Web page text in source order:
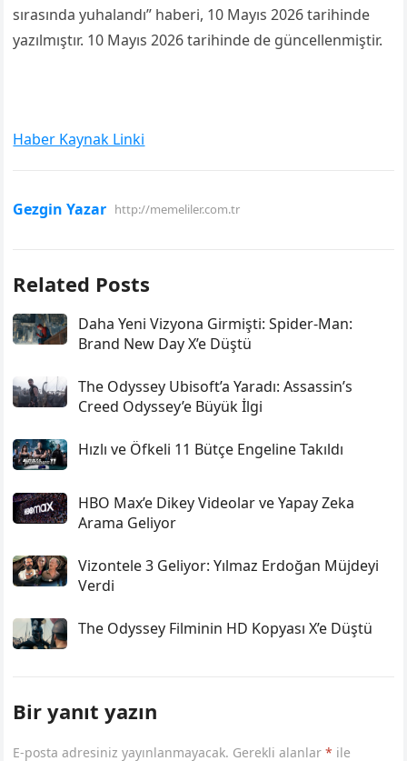
sırasında yuhalandı” haberi, 10 Mayıs 2026 tarihinde
yazılmıştır. 10 Mayıs 2026 tarihinde de güncellenmiştir.
Haber Kaynak Linki
Gezgin Yazar http://memeliler.com.tr
Related Posts
Daha Yeni Vizyona Girmişti: Spider-Man:
Brand New Day X’e Düştü
The Odyssey Ubisoft’a Yaradı: Assassin’s
Creed Odyssey’e Büyük İlgi
Hızlı ve Öfkeli 11 Bütçe Engeline Takıldı
HBO Max’e Dikey Videolar ve Yapay Zeka
Arama Geliyor
Vizontele 3 Geliyor: Yılmaz Erdoğan Müjdeyi
Verdi
The Odyssey Filminin HD Kopyası X’e Düştü
Bir yanıt yazın
E-posta adresiniz yayınlanmayacak. Gerekli alanlar* ile